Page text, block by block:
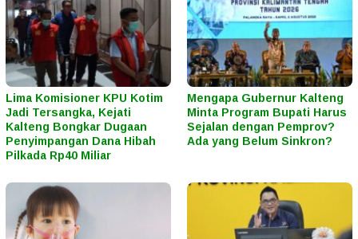
Lima Komisioner KPU Kotim
Jadi Tersangka, Kejati
Kalteng Bongkar Dugaan
Penyimpangan Dana Hibah
Pilkada Rp40 Miliar
Mengapa Gubernur Kalteng
Minta Program Bupati Harus
Sejalan dengan Pemprov?
Ada yang Belum Sinkron?